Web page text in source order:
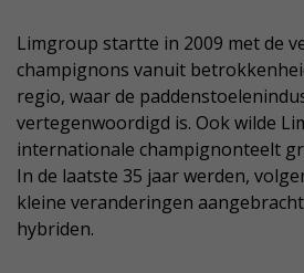
Limgroup startte in 2009 met de
champignons vanuit
regio, waar de
vertegenwoordigd is. Ook wilde
internationale champignonteelt
In de laatste 35 jaar werden,
kleine veranderingen
hybriden.